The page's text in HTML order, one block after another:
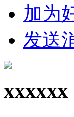
加为
发送
xxxxxx